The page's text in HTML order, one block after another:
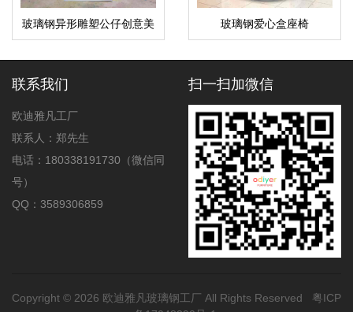
玻璃钢异形雕塑公仔创意美
陈玩偶摆件
玻璃钢爱心盒座椅
联系我们
欧迪雅凡工厂
联系人：郑先生
电话：180338191730（微信同
号）
QQ：3589306859
扫一扫加微信
Copyright © 2026 欧迪雅凡玻璃钢工厂 All Rights Reserved
粤ICP